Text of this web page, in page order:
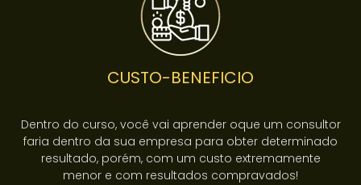
CUSTO-BENEFICIO
Dentro do curso, você vai aprender oque um consultor
faria dentro da sua empresa para obter determinado
resultado, porém, com um custo extremamente
menor e com resultados compravados!